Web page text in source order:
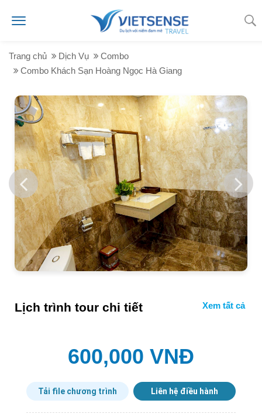
Trang chủ Dịch Vụ
Combo
Combo Khách Sạn Hoàng Ngọc Hà Giang
Lịch trình tour chi tiết
600,000 VNĐ
Tải file chương trình Liên hệ điều hành